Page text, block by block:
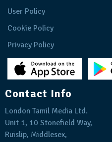
User Policy
Cookie Policy
Privacy Policy
Contact Info
London Tamil Media Ltd.
Unit 1, 10 Stonefield Way,
Ruislip, Middlesex,